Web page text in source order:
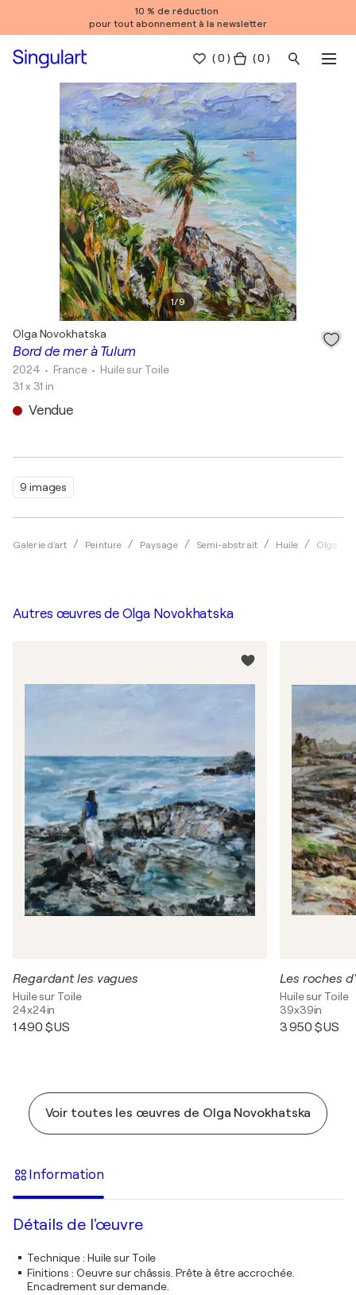
10 % de réduction
pour tout abonnement à la newsletter
(0 ) ( 0 )
1/9
9 images
Galerie d'art Peinture Paysage Semi-abstrait Huile Olga
Bord de mer à Tulum
Olga Novokhatska
2024 • France • Huile sur Toile
31 x 31 in
Vendue
Autres œuvres de Olga Novokhatska
Regardant les vagues
Huile sur Toile
24x24in
1 490 $US
Les roches
Huile sur Toile
39x39in
3 950 $US
Voir toutes les œuvres de Olga Novokhatska
Information
Détails de l'œuvre
Technique: Huile sur Toile
Finitions : Oeuvre sur châssis. Prête à être accrochée.
Encadrement sur demande.